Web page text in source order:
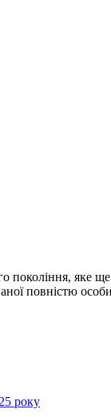
яке
повністю
року